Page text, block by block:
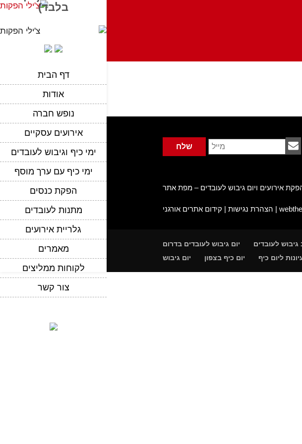
בלבד)
דף הבית
אודות
נופש חברה
אירועים עסקיים
ימי כיף וגיבוש לעובדים
ימי כיף עם ערך מוסף
הפקת כנסים
מתנות לעובדים
גלריית אירועים
מאמרים
לקוחות ממליצים
צור קשר
אירועים ויום גיבוש לעובדים –מפת אתר
| הצהרת נגישות | קידום אתרים אורגני
גיבוש לעובדים
יום גיבוש לעובדים בדרום
ליום כיף יום כיף בצפון יום גיבוש